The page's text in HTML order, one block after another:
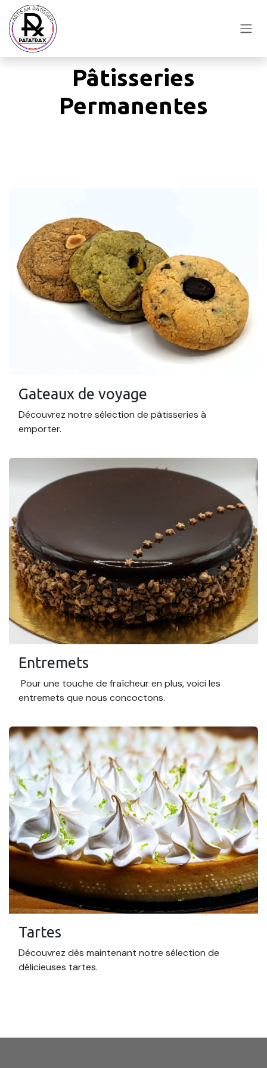
Se rendre au contenu
Pâtisseries
Permanentes
Gateaux de voyage
Découvrez notre sélection de pâtisseries à
emporter.
Entremets
Pour une touche de fraîcheur en plus, voici les
entremets que nous concoctons.
Tartes
Découvrez dès maintenant notre sélection de
délicieuses tartes.